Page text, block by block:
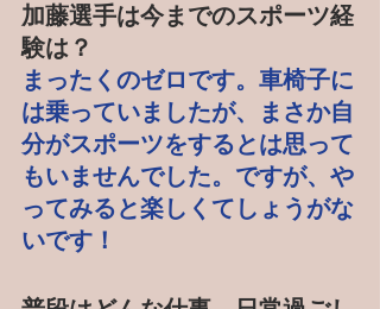
加藤選手は今までのスポーツ経
験は？
まったくのゼロです。車椅子に
は乗っていましたが、まさか自
分がスポーツをするとは思って
もいませんでした。ですが、や
ってみると楽しくてしょうがな
いです！